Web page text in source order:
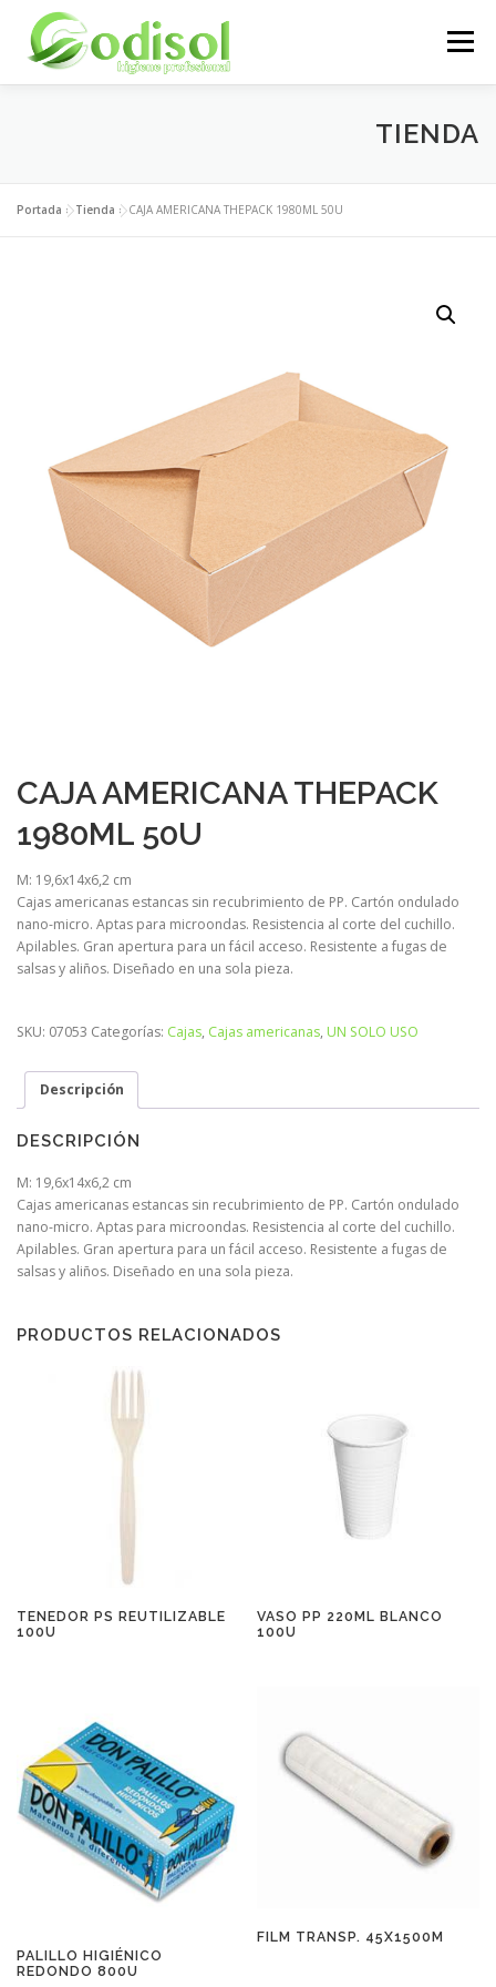
contenido
Menú
ÁREA CLIENTES CONTACTO
TIENDA
Portada »Tienda »CAJA AMERICANA THEPACK 1980ML 50U
CAJA AMERICANA THEPACK
1980ML 50U
M: 19,6x14x6,2 cm
Cajas americanas estancas sin recubrimiento de PP. Cartón ondulado
nano-micro. Aptas para microondas. Resistencia al corte del cuchillo.
Apilables. Gran apertura para un fácil acceso. Resistente a fugas de
salsas y aliños. Diseñado en una sola pieza.
SKU: 07053 Categorías: Cajas, Cajas americanas, UN SOLO USO
Descripción
DESCRIPCIÓN
M: 19,6x14x6,2 cm
Cajas americanas estancas sin recubrimiento de PP. Cartón ondulado
nano-micro. Aptas para microondas. Resistencia al corte del cuchillo.
Apilables. Gran apertura para un fácil acceso. Resistente a fugas de
salsas y aliños. Diseñado en una sola pieza.
PRODUCTOS RELACIONADOS
TENEDOR PS REUTILIZABLE
100U
VASO PP 220ML BLANCO
100U
PALILLO HIGIÉNICO
REDONDO 800U
FILM TRANSP. 45X1500M